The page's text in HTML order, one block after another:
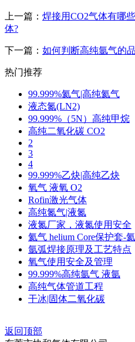
上一篇： 焊接用CO2气体有哪
体?
下一篇： 如何判断高纯氩气的
热门推荐
99.999%氦气|高纯氦气
液态氮(LN2)
99.999%（5N）高纯甲烷
高纯二氧化碳 CO2
2
3
4
99.999%乙炔|高纯乙炔
氧气 液氧 O2
Rofin激光气体
高纯氮气|液氮
液氮厂家，液氮使用安全
氦气 helium Core保护套-
氩弧焊接原理及工艺特点
氧气使用安全及管理
99.999%高纯氩气 液氩
高纯气体管道工程
干冰|固体二氧化碳
返回顶部